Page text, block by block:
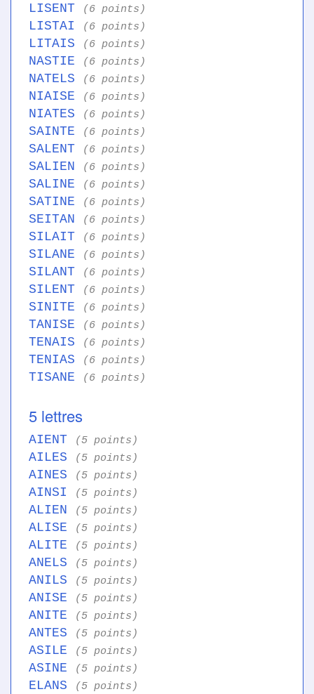
LISENT (6 points)
LISTAI (6 points)
LITAIS (6 points)
NASTIE (6 points)
NATELS (6 points)
NIAISE (6 points)
NIATES (6 points)
SAINTE (6 points)
SALENT (6 points)
SALIEN (6 points)
SALINE (6 points)
SATINE (6 points)
SEITAN (6 points)
SILAIT (6 points)
SILANE (6 points)
SILANT (6 points)
SILENT (6 points)
SINITE (6 points)
TANISE (6 points)
TENAIS (6 points)
TENIAS (6 points)
TISANE (6 points)
5 lettres
AIENT (5 points)
AILES (5 points)
AINES (5 points)
AINSI (5 points)
ALIEN (5 points)
ALISE (5 points)
ALITE (5 points)
ANELS (5 points)
ANILS (5 points)
ANISE (5 points)
ANITE (5 points)
ANTES (5 points)
ASILE (5 points)
ASINE (5 points)
ELANS (5 points)